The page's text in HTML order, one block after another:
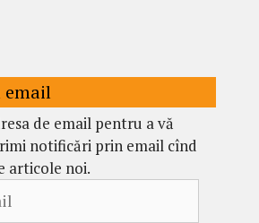
email
de email pentru a vă
notificări prin email cînd
articole noi.